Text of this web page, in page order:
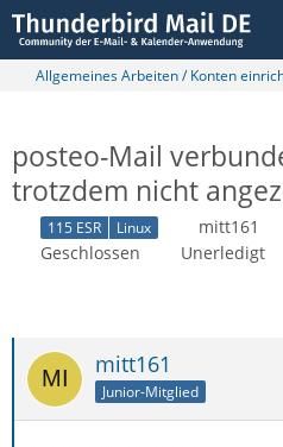
Allgemeines Arbeiten / Konten
posteo-Mail
trotzdem nicht
115 ESR Linux mitt161
Geschlossen
Unerledigt
mitt161
Junior-Mitglied